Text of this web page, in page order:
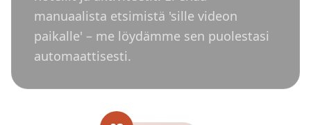
manuaalista etsimistä 'sille videon
paikalle' – me löydämme sen puolestasi
automaattisesti.